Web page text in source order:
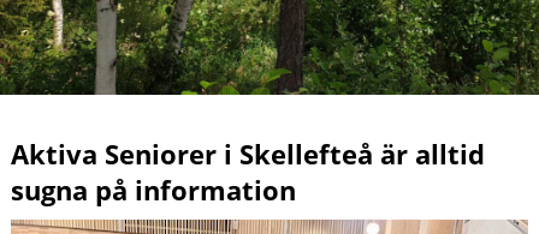
Aktiva Seniorer i Skellefteå är alltid
sugna på information